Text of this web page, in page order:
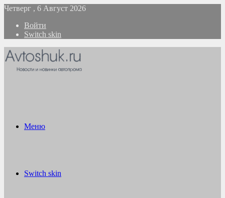
Четверг , 6 Август 2026
Войти
Switch skin
Меню
Switch skin